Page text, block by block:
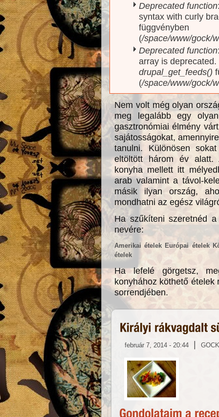
Deprecated function
syntax with curly
függvényben
(/space/www/gock/
Deprecated function
array is
drupal_get_feeds()
(/space/www/gock/
Nem volt még olyan
meg legalább egy
gasztronómiai élmény
sajátosságokat,
tanulni. Különösen
eltöltött három év alatt.
konyha mellett itt
arab valamint a távol-
másik ilyan ország,
mondhatni az egész
Ha szűkíteni szeretnéd
nevére:
Amerikai ételek Európai ételek
ételek
Ha lefelé görgetsz,
konyhához köthető ételek
sorrendjében.
február 7, 2014 - 20:44 | GOCK